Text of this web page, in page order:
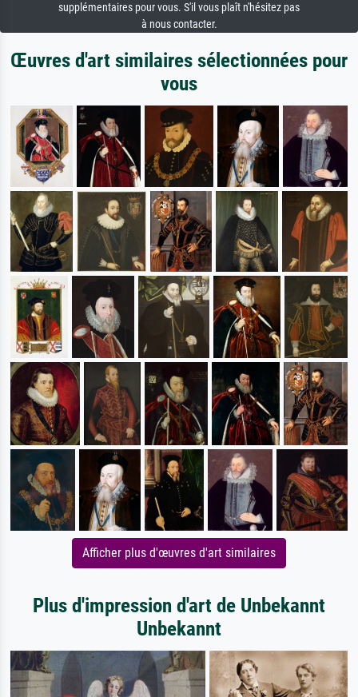
supplémentaires pour vous. S'il vous plaît n'hésitez pas
à nous contacter.
Œuvres d'art similaires sélectionnées pour
vous
Afficher plus d'œuvres d'art similaires
Plus d'impression d'art de Unbekannt
Unbekannt